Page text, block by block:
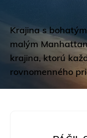
Krajina s
malým
krajina, ktorú
rovnomenného